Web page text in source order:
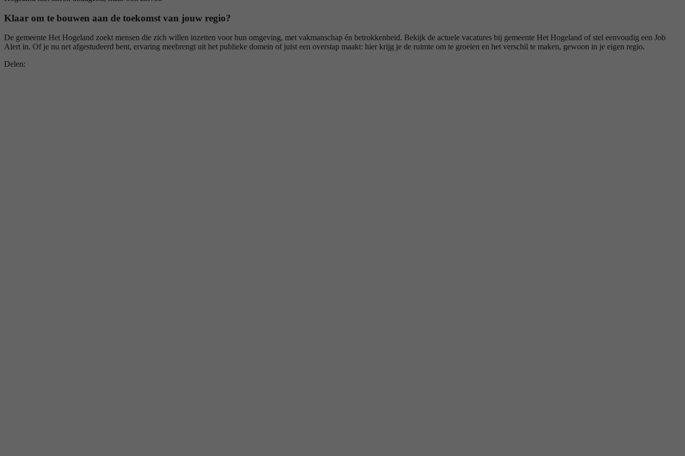
Klaar om te bouwen aan de toekomst van jouw regio?
De gemeente Het Hogeland zoekt mensen die zich willen inzetten voor hun omgeving, met vakmanschap én betrokkenheid. Bekijk de actuele vacatures bij gemeente Het Hogeland of stel eenvoudig een Job
Alert in. Of je nu net afgestudeerd bent, ervaring meebrengt uit het publieke domein of juist een overstap maakt: hier krijg je de ruimte om te groeien en het verschil te maken, gewoon in je eigen regio.
Delen: